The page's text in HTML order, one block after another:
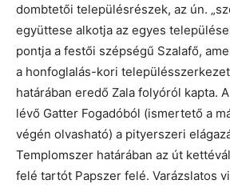
dombtetői településrészek, az ún.
együttese alkotja az egyes
pontja a festői szépségű Szalafő,
a honfoglalás-kori
határában eredő Zala folyóról kapta.
lévő Gatter Fogadóból (ismertető a
végén olvasható) a pityerszeri
Templomszer határában az út
felé tartót Papszer felé. Varázslatos